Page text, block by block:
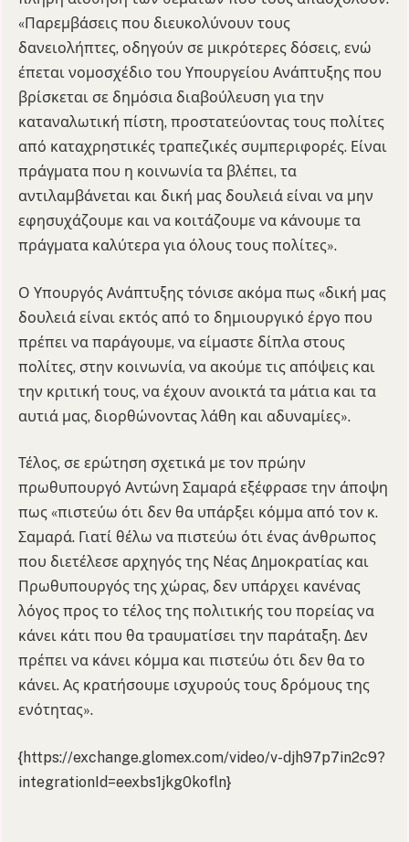
«Παρεμβάσεις που διευκολύνουν τους
δανειολήπτες, οδηγούν σε μικρότερες δόσεις, ενώ
έπεται νομοσχέδιο του Υπουργείου Ανάπτυξης που
βρίσκεται σε δημόσια διαβούλευση για την
καταναλωτική πίστη, προστατεύοντας τους πολίτες
από καταχρηστικές τραπεζικές συμπεριφορές. Είναι
πράγματα που η κοινωνία τα βλέπει, τα
αντιλαμβάνεται και δική μας δουλειά είναι να μην
εφησυχάζουμε και να κοιτάζουμε να κάνουμε τα
πράγματα καλύτερα για όλους τους πολίτες».
Ο Υπουργός Ανάπτυξης τόνισε ακόμα πως «δική μας
δουλειά είναι εκτός από το δημιουργικό έργο που
πρέπει να παράγουμε, να είμαστε δίπλα στους
πολίτες, στην κοινωνία, να ακούμε τις απόψεις και
την κριτική τους, να έχουν ανοικτά τα μάτια και τα
αυτιά μας, διορθώνοντας λάθη και αδυναμίες».
Τέλος, σε ερώτηση σχετικά με τον πρώην
πρωθυπουργό Αντώνη Σαμαρά εξέφρασε την άποψη
πως «πιστεύω ότι δεν θα υπάρξει κόμμα από τον κ.
Σαμαρά. Γιατί θέλω να πιστεύω ότι ένας άνθρωπος
που διετέλεσε αρχηγός της Νέας Δημοκρατίας και
Πρωθυπουργός της χώρας, δεν υπάρχει κανένας
λόγος προς το τέλος της πολιτικής του πορείας να
κάνει κάτι που θα τραυματίσει την παράταξη. Δεν
πρέπει να κάνει κόμμα και πιστεύω ότι δεν θα το
κάνει. Ας κρατήσουμε ισχυρούς τους δρόμους της
ενότητας».
{https://exchange.glomex.com/video/v-djh97p7in2c9?
integrationId=eexbs1jkg0kofln}